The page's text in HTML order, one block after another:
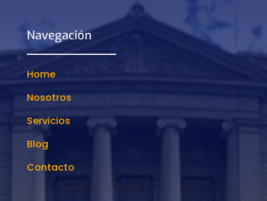
Navegación
Home
Nosotros
Servicios
Blog
Contacto